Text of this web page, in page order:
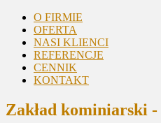
O FIRMIE
OFERTA
NASI KLIENCI
REFERENCJE
CENNIK
KONTAKT
Zakład kominiarski